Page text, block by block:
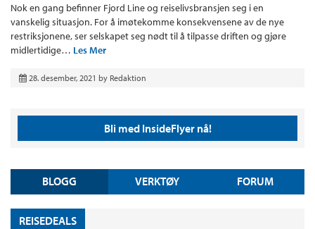
Nok en gang befinner Fjord Line og reiselivsbransjen seg i en
vanskelig situasjon. For å imøtekomme konsekvensene av de nye
restriksjonene, ser selskapet seg nødt til å tilpasse driften og gjøre
midlertidige… Les Mer
28. desember, 2021 by Redaktion
Bli med InsideFlyer nå!
BLOGG VERKTØY FORUM
REISEDEALS